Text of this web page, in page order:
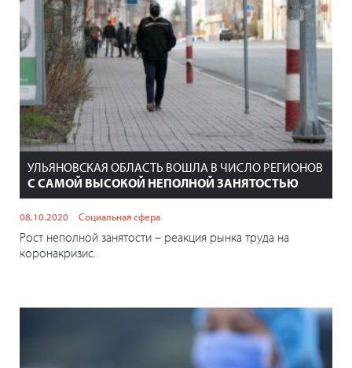
УЛЬЯНОВСКАЯ ОБЛАСТЬ ВОШЛА В ЧИСЛО РЕГИОНОВ
С САМОЙ ВЫСОКОЙ НЕПОЛНОЙ ЗАНЯТОСТЬЮ
08.10.2020 Социальная сфера
Рост неполной занятости – реакция рынка труда на
коронакризис.